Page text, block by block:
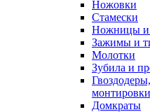
Ножовки
Стамески
Ножницы
Зажимы и
Молотки
Зубила и
Гвоздодеры,
монтировки
Домкраты